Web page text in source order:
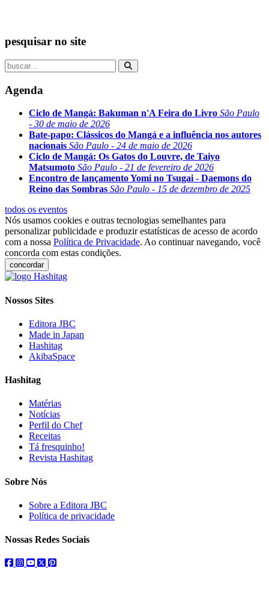
pesquisar no site
Agenda
Ciclo de Mangá: Bakuman n'A Feira do Livro São Paulo
- 30 de maio de 2026
Bate-papo: Clássicos do Mangá e a influência nos autores
nacionais São Paulo - 24 de maio de 2026
Ciclo de Mangá: Os Gatos do Louvre, de Taiyo
Matsumoto São Paulo - 21 de fevereiro de 2026
Encontro de lançamento Yomi no Tsugai - Daemons do
Reino das Sombras São Paulo - 15 de dezembro de 2025
todos os eventos
Nós usamos cookies e outras tecnologias semelhantes para
personalizar publicidade e produzir estatísticas de acesso de acordo
com a nossa Política de Privacidade. Ao continuar navegando, você
concorda com estas condições.
concordar
Nossos Sites
Editora JBC
Made in Japan
Hashitag
AkibaSpace
Hashitag
Matérias
Notícias
Perfil do Chef
Receitas
Tá fresquinho!
Revista Hashitag
Sobre Nós
Sobre a Editora JBC
Política de privacidade
Nossas Redes Sociais
facebook
instagram
youtube
twitter